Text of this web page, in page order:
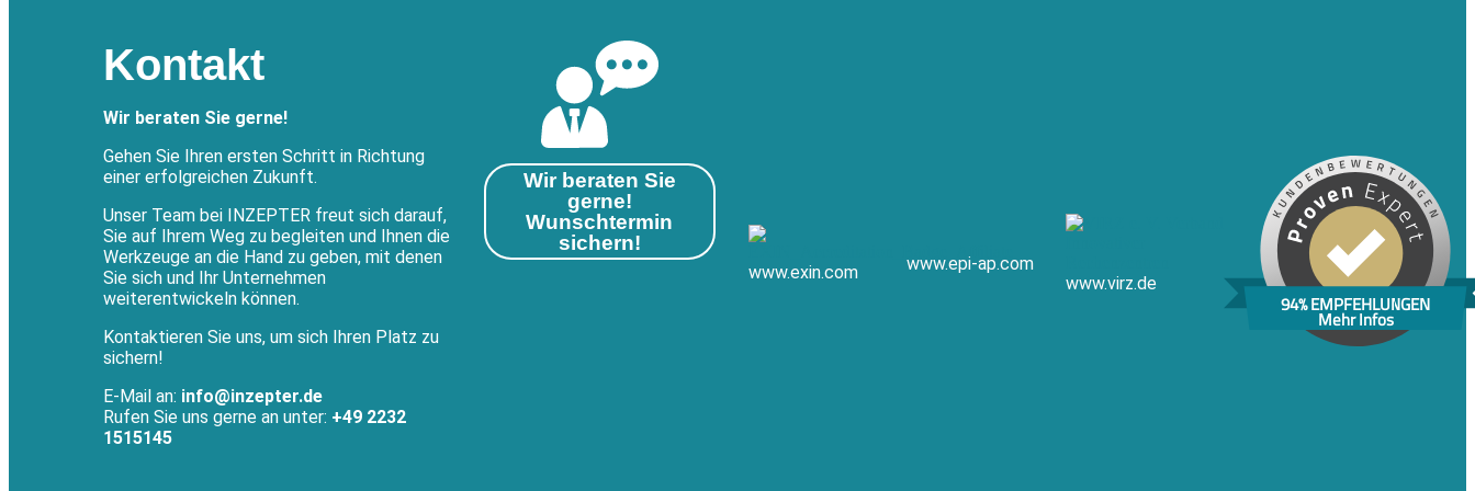
Kontakt
Wir beraten Sie gerne!
Gehen Sie Ihren ersten Schritt in Richtung
einer erfolgreichen Zukunft.
Unser Team bei INZEPTER freut sich darauf,
Sie auf Ihrem Weg zu begleiten und Ihnen die
Werkzeuge an die Hand zu geben, mit denen
Sie sich und Ihr Unternehmen
weiterentwickeln können.
Kontaktieren Sie uns, um sich Ihren Platz zu
sichern!
E-Mail an: info@inzepter.de
Rufen Sie uns gerne an unter: +49 2232
1515145
Wir beraten Sie
gerne!
Wunschtermin
sichern!
www.exin.com
www.epi-ap.com
www.virz.de
94% EMPFEHLUNGEN
Mehr Infos